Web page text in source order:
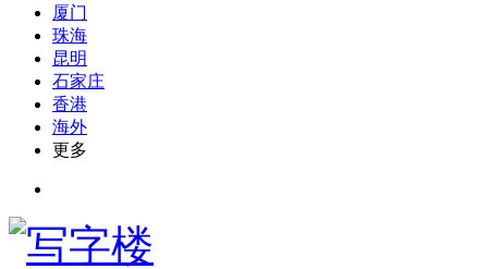
厦门
珠海
昆明
石家庄
香港
海外
更多